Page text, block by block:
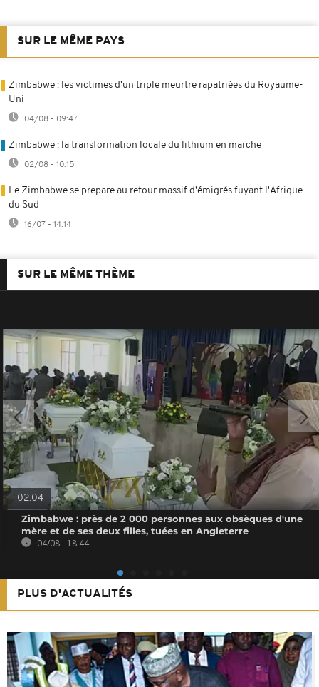
SUR LE MÊME PAYS
Zimbabwe : les victimes d'un triple meurtre rapatriées du Royaume-
Uni
04/08 - 09:47
Zimbabwe : la transformation locale du lithium en marche
02/08 - 10:15
Le Zimbabwe se prepare au retour massif d'émigrés fuyant l'Afrique
du Sud
16/07 - 14:14
SUR LE MÊME THÈME
02:04
Zimbabwe : près de 2 000 personnes aux obsèques d'une
mère et de ses deux filles, tuées en Angleterre
04/08 - 18:44
PLUS D'ACTUALITÉS